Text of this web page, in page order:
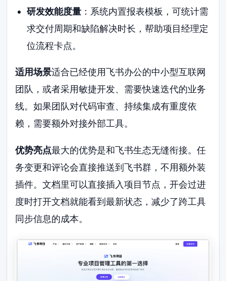
研发效能度量：系统内置报表模板，可统计需
求交付周期和缺陷解决时长，帮助项目经理定
位流程卡点。
适用场景适合已经使用飞书办公的中小型互联网
团队，或者采用敏捷开发、需要快速迭代的业务
线。如果团队对代码审查、持续集成有重度依
赖，需要额外对接外部工具。
优势亮点最大的优势是和飞书生态无缝衔接。任
务变更和评论会直接推送到飞书群，不用额外装
插件。文档里可以直接插入项目节点，开会过进
度时打开文档就能看到最新状态，减少了跨工具
同步信息的成本。